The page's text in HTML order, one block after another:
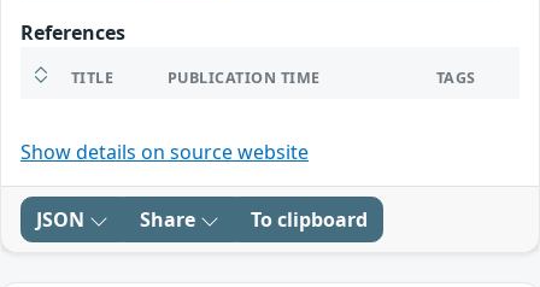
References
TITLE PUBLICATION TIME TAGS
Show details on source website
JSON Share To clipboard